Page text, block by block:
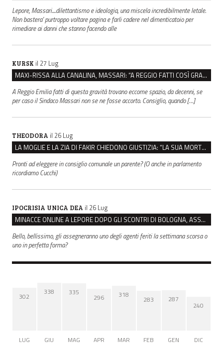
Lepore, Massari....dilettantismo e ideologia, una miscela incredibilmente letale.
Non bastera' purtroppo voltare pagina e farli cadere nel dimenticatoio per
rimediare ai danni che stanno facendo alle
KURSK il 27 Lug
MAXI-RISSA ALLA CANALINA, MASSARI: “A REGGIO FATTI COSÌ GRAVI NON DEVONO TROVARE SPAZIO”
A Reggio Emilia fatti di questa gravità trovano eccome spazio, da decenni, se
per caso il Sindaco Massari non se ne fosse accorto. Consiglio, quando […]
THEODORA il 26 Lug
LA MOGLIE E LA ZIA DI FAKIR CHIEDONO GIUSTIZIA: “LA SUA MORTE CRIMINE CONTRO L’UMANITÀ”
Pronti ad eleggere in consiglio comunale un parente? (O anche in parlamento
ricordiamo Cucchi)
IPOCRISIA UNICA DEA il 26 Lug
MINACCE ONLINE A LEPORE DOPO GLI SCONTRI DI BOLOGNA, ASSEGNATA LA SCORTA AL SINDACO
Bello, bellissimo, gli assegneranno uno degli agenti feriti la settimana scorsa o
uno in perfetta forma?
302
LUG
338
GIU
335
MAG
296
APR
318
MAR
283
FEB
287
GEN
240
DIC